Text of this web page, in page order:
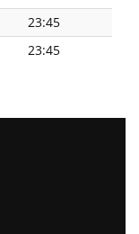
23:45
23:45